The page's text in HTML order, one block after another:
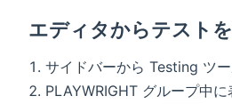
エディタからテスト
サイドバーから Testing ツー
PLAYWRIGHT グループ中